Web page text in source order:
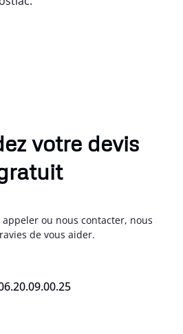
votre devis
appeler ou nous contacter, nous
de vous aider.